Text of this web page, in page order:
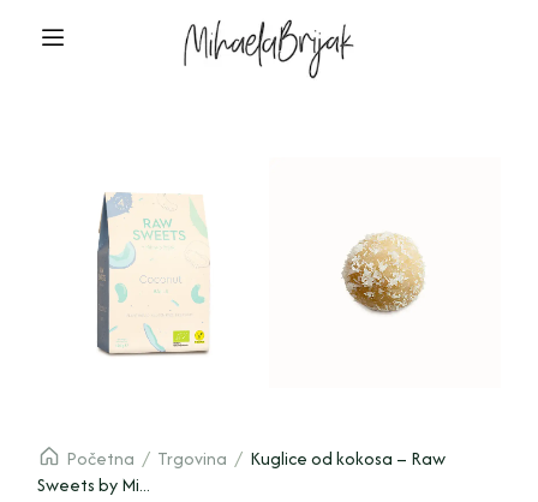
Početna / Trgovina / Kuglice od kokosa – Raw
Sweets by Mi...